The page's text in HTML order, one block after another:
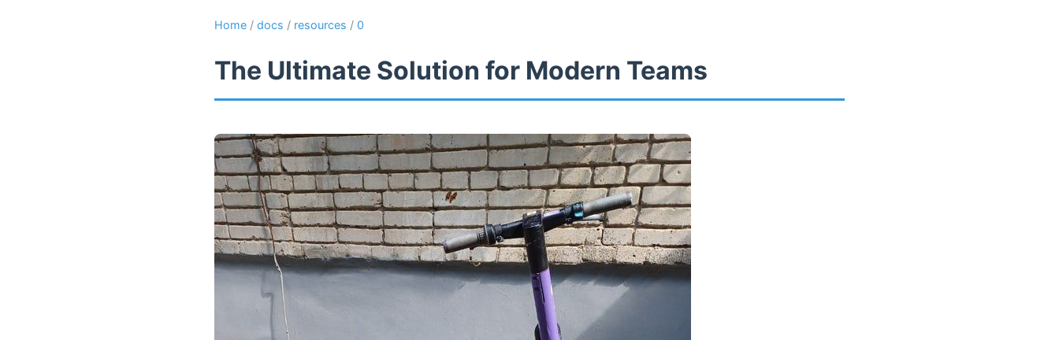
Home / docs / resources / 0
The Ultimate Solution for Modern Teams